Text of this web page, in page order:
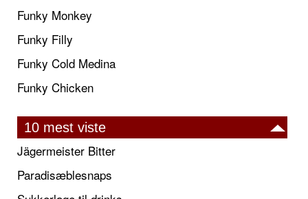
Funky Monkey
Funky Filly
Funky Cold Medina
Funky Chicken
10 mest viste
Jägermeister Bitter
Paradisæblesnaps